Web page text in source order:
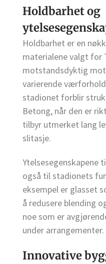
Holdbarhet og
Holdbarhet er en
materialene valgt for
motstandsdyktig
varierende
stadionet forblir
Betong, når den er
tilbyr utmerket lang
slitasje.
Ytelsesegenskapene
også til stadionets
eksempel er glasset
å redusere blending
noe som er
under arrangementer.
Innovative